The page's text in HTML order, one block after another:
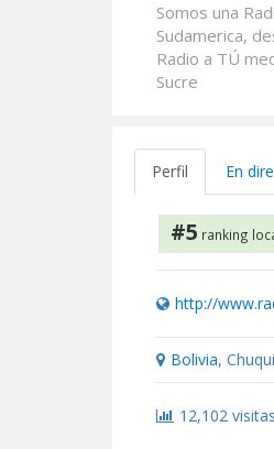
Somos una
Sudamerica,
Radio a TÚ
Sucre
Perfil En
#5 ranking
http://
Bolivia,
12,102